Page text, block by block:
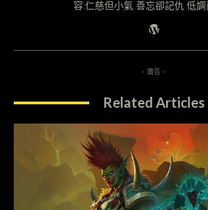
容:仁慈但小氣 善忘卻記仇 低調
- 廣告 -
Related Articles